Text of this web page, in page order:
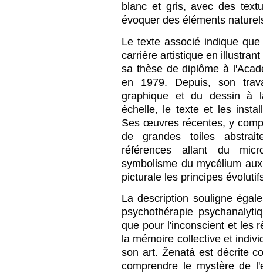
blanc et gris, avec des
évoquer des éléments
Le texte associé indique
carrière artistique en
sa thèse de diplôme à
en 1979. Depuis, son
graphique et du dessin à
échelle, le texte et les
Ses œuvres récentes, y
de grandes toiles
références allant du
symbolisme du mycélium
picturale les principes
La description souligne
psychothérapie
que pour l'inconscient et les
la mémoire collective et
son art. Ženatá est décrite
comprendre le mystère de